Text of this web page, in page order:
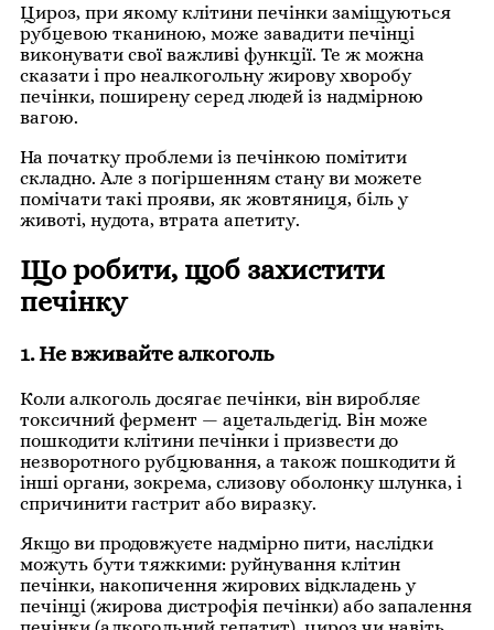
Цироз, при якому клітини печінки заміщуються
рубцевою тканиною, може завадити печінці
виконувати свої важливі функції. Те ж можна
сказати і про неалкогольну жирову хворобу
печінки, поширену серед людей із надмірною
вагою.
На початку проблеми із печінкою помітити
складно. Але з погіршенням стану ви можете
помічати такі прояви, як жовтяниця, біль у
животі, нудота, втрата апетиту.
Що робити, щоб захистити
печінку
1. Не вживайте алкоголь
Коли алкоголь досягає печінки, він виробляє
токсичний фермент — ацетальдегід. Він може
пошкодити клітини печінки і призвести до
незворотного рубцювання, а також пошкодити й
інші органи, зокрема, слизову оболонку шлунка, і
спричинити гастрит або виразку.
Якщо ви продовжуєте надмірно пити, наслідки
можуть бути тяжкими: руйнування клітин
печінки, накопичення жирових відкладень у
печінці (жирова дистрофія печінки) або запалення